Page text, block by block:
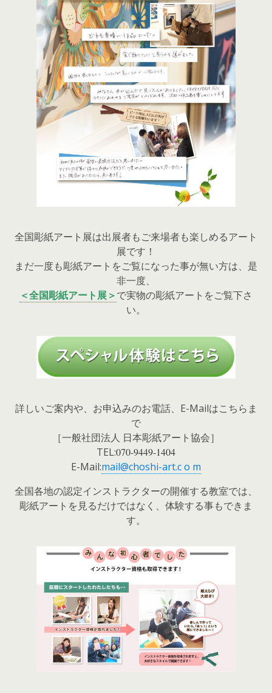
全国彫紙アート展は出展者もご来場者も楽しめるアート
展です！
まだ一度も彫紙アートをご覧になった事が無い方は、是
非一度、
＜全国彫紙アート展＞で実物の彫紙アートをご覧下さ
い。
詳しいご案内や、お申込みのお電話、E-Mailはこちらま
で
［一般社団法人 日本彫紙アート協会］
TEL:070-9449-1404
E-Mail:mail@choshi-art.c o m
全国各地の認定インストラクターの開催する教室では、
彫紙アートを見るだけではなく、体験する事もできま
す。